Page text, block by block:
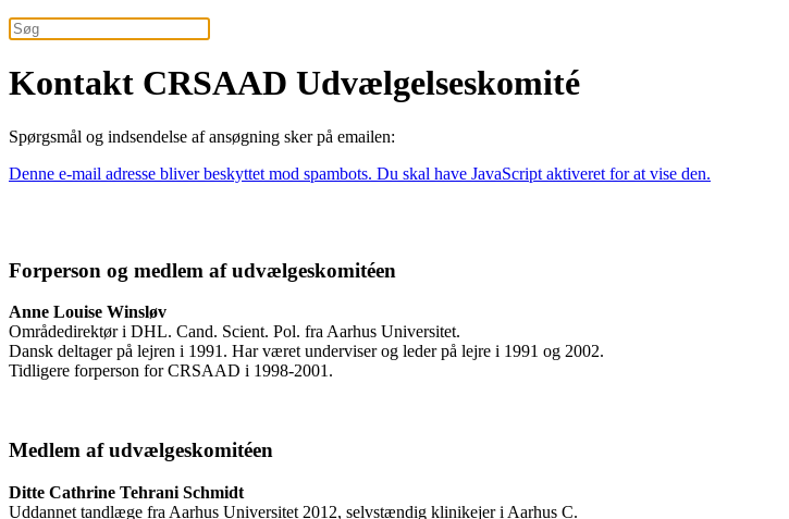
Kontakt CRSAAD Udvælgelseskomité
Spørgsmål og indsendelse af ansøgning sker på emailen:
Denne e-mail adresse bliver beskyttet mod spambots. Du skal have JavaScript aktiveret for at vise den.
Forperson og medlem af udvælgeskomitéen
Anne Louise Winsløv
Områdedirektør i DHL. Cand. Scient. Pol. fra Aarhus Universitet.
Dansk deltager på lejren i 1991. Har været underviser og leder på lejre i 1991 og 2002.
Tidligere forperson for CRSAAD i 1998-2001.
Medlem af udvælgeskomitéen
Ditte Cathrine Tehrani Schmidt
Uddannet tandlæge fra Aarhus Universitet 2012, selvstændig klinikejer i Aarhus C.